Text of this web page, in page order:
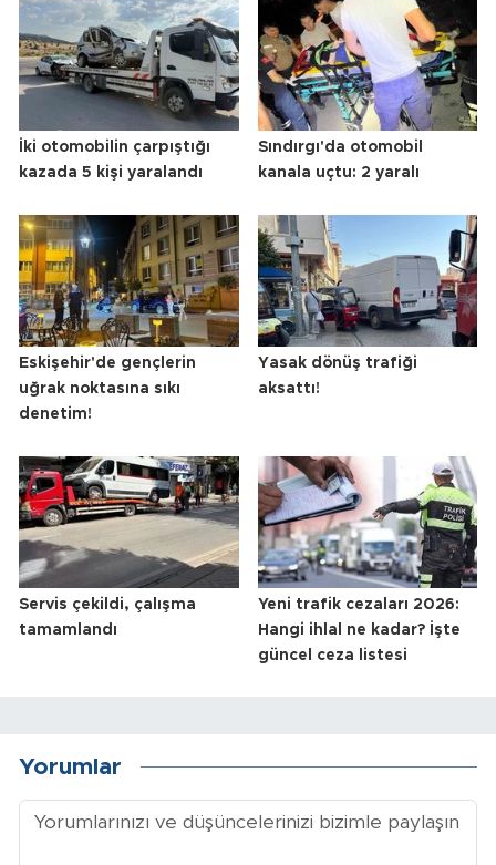
İki otomobilin çarpıştığı
kazada 5 kişi yaralandı
Sındırgı'da otomobil
kanala uçtu: 2 yaralı
Eskişehir'de gençlerin
uğrak noktasına sıkı
denetim!
Yasak dönüş trafiği
aksattı!
Servis çekildi, çalışma
tamamlandı
Yeni trafik cezaları 2026:
Hangi ihlal ne kadar? İşte
güncel ceza listesi
Yorumlar